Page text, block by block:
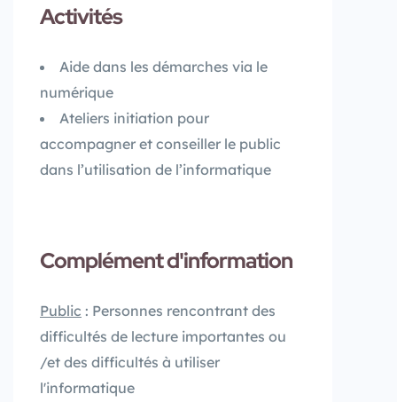
Activités
Aide dans les démarches via le
numérique
Ateliers initiation pour
accompagner et conseiller le public
dans l’utilisation de l’informatique
Complément d'information
Public : Personnes rencontrant des
difficultés de lecture importantes ou
/et des difficultés à utiliser
l'informatique